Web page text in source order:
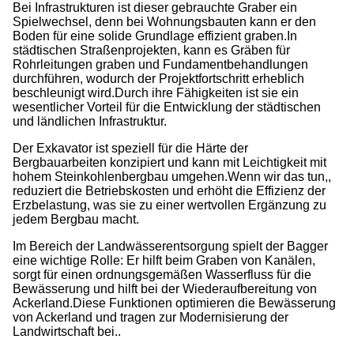
Bei Infrastrukturen ist dieser gebrauchte Graber ein
Spielwechsel, denn bei Wohnungsbauten kann er den
Boden für eine solide Grundlage effizient graben.In
städtischen Straßenprojekten, kann es Gräben für
Rohrleitungen graben und Fundamentbehandlungen
durchführen, wodurch der Projektfortschritt erheblich
beschleunigt wird.Durch ihre Fähigkeiten ist sie ein
wesentlicher Vorteil für die Entwicklung der städtischen
und ländlichen Infrastruktur.
Der Exkavator ist speziell für die Härte der
Bergbauarbeiten konzipiert und kann mit Leichtigkeit mit
hohem Steinkohlenbergbau umgehen.Wenn wir das tun,,
reduziert die Betriebskosten und erhöht die Effizienz der
Erzbelastung, was sie zu einer wertvollen Ergänzung zu
jedem Bergbau macht.
Im Bereich der Landwässerentsorgung spielt der Bagger
eine wichtige Rolle: Er hilft beim Graben von Kanälen,
sorgt für einen ordnungsgemäßen Wasserfluss für die
Bewässerung und hilft bei der Wiederaufbereitung von
Ackerland.Diese Funktionen optimieren die Bewässerung
von Ackerland und tragen zur Modernisierung der
Landwirtschaft bei..